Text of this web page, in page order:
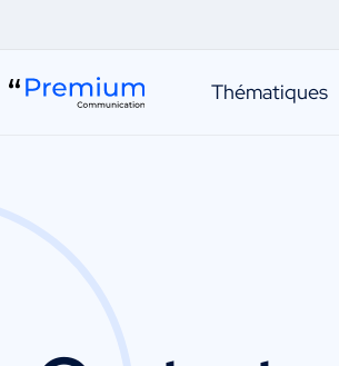
Thématiques